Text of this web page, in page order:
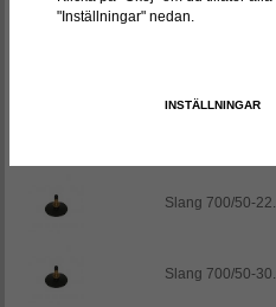
Slang 700/50-
Slang 700/50-
"Inställningar" nedan.
INSTÄLLNINGAR